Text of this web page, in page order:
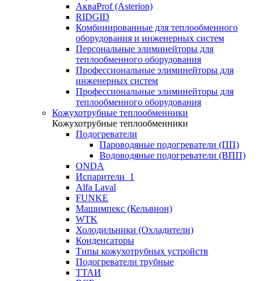
АкваProf (Asterion)
RIDGID
Комбинированные для теплообменного
оборудования и инженерных систем
Персональные элиминейторы для
теплообменного оборудования
Профессиональные элиминейторы для
инженерных систем
Профессиональные элиминейторы для
теплообменного оборудования
Кожухотрубные теплообменники
Кожухотрубные теплообменники
Подогреватели
Пароводяные подогреватели (ПП)
Водоводяные подогреватели (ВПП)
ONDA
Испарители_1
Alfa Laval
FUNKE
Машимпекс (Кельвион)
WTK
Холодильники (Охладители)
Конденсаторы
Типы кожухотрубных устройств
Подогреватели трубные
ТТАИ